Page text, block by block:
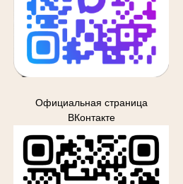
Официальная страница
ВКонтакте